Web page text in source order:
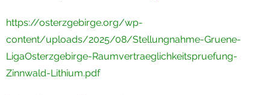
https://osterzgebirge.org/wp-
content/uploads/2025/08/Stellungnahme-Gruene-
LigaOsterzgebirge-Raumvertraeglichkeitspruefung-
Zinnwald-Lithium.pdf